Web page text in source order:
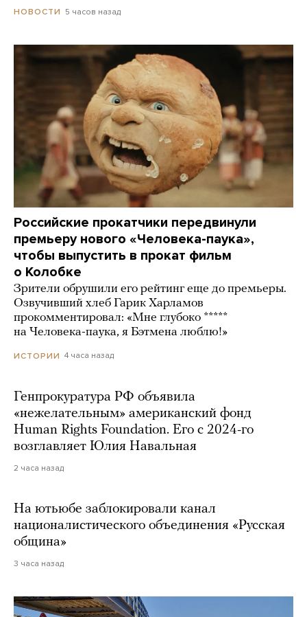
НОВОСТИ 5 часов назад
Российские прокатчики передвинули
премьеру нового «Человека-паука»,
чтобы выпустить в прокат фильм
о Колобке
Зрители обрушили его рейтинг еще до премьеры.
Озвучивший хлеб Гарик Харламов
прокомментировал: «Мне глубоко *****
на Человека-паука, я Бэтмена люблю!»
ИСТОРИИ 4 часа назад
Генпрокуратура РФ объявила
«нежелательным» американский фонд
Human Rights Foundation. Его с 2024-го
возглавляет Юлия Навальная
2 часа назад
На ютьюбе заблокировали канал
националистического объединения «Русская
община»
3 часа назад